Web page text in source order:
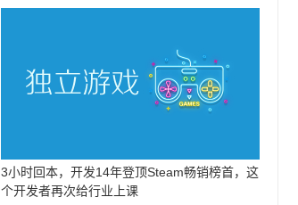
3小时回本，开发14年登顶Steam畅销榜首，这
个开发者再次给行业上课